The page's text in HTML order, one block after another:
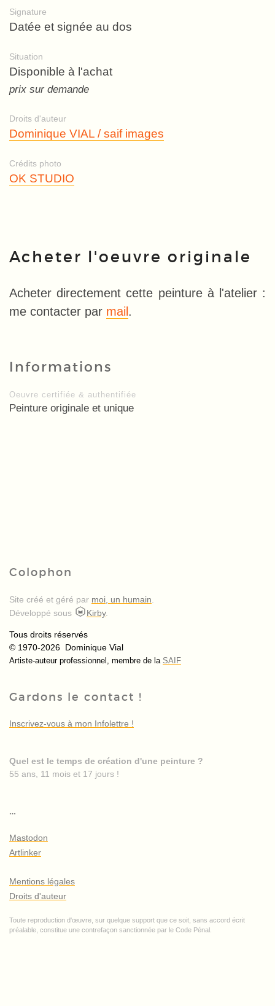
Signature
Datée et signée au dos
Situation
Disponible à l'achat
prix sur demande
Droits d'auteur
Dominique VIAL / saif images
Crédits photo
OK STUDIO
Acheter l'oeuvre originale
Acheter directement cette peinture à l'atelier :
me contacter par mail .
Informations
Oeuvre certifiée & authentifiée
Peinture originale et unique
Colophon
Site créé et géré par moi, un humain
Développé sous
Kirby.
Tous droits réservés
© 1970-2026 Dominique Vial
Artiste-auteur professionnel, membre de la SAIF
Gardons le contact !
Inscrivez-vous à mon Infolettre !
Quel est le temps de création d'une peinture ?
55 ans, 11 mois et 17 jours !
…
Mastodon
Artlinker
Mentions légales
Droits d'auteur
Toute reproduction d'œuvre, sur quelque support que ce soit, sans accord écrit
préalable, constitue une contrefaçon sanctionnée par le Code Pénal.